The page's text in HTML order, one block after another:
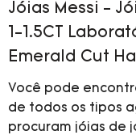
Jóias Messi -
1-1.5CT
Emerald Cut
Você pode
de todos os tipos
procuram jóias de